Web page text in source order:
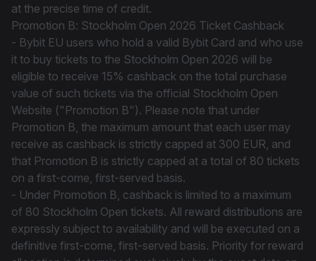
at the precise time of credit.
Promotion B: Stockholm Open 2026 Ticket Cashback
- Bybit EU users who hold a valid Bybit Card and who use
it to buy tickets to the Stockholm Open 2026 will be
eligible to receive 15% cashback on the total purchase
value of such tickets via the official Stockholm Open
Website ("Promotion B"). Please note that under
Promotion B, the maximum amount that each user may
receive as cashback is strictly capped at 300 EUR, and
that Promotion B is strictly capped at a total of 80 tickets
on a first-come, first-served basis.
- Under Promotion B, cashback is limited to a maximum
of 80 Stockholm Open tickets. All reward distributions are
expressly subject to availability and will be executed on a
definitive first-come, first-served basis. Priority for reward